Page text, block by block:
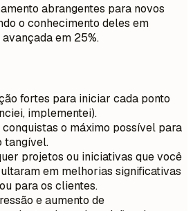
abrangentes para novos
o conhecimento deles em
em 25%.
fortes para iniciar cada ponto
implementei).
conquistas o máximo possível para
tangível.
projetos ou iniciativas que você
em melhorias significativas
para os clientes.
e aumento de